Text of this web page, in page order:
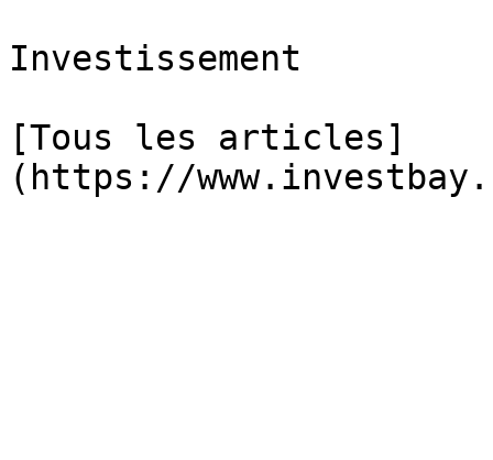
Investissement
[Tous les articles]